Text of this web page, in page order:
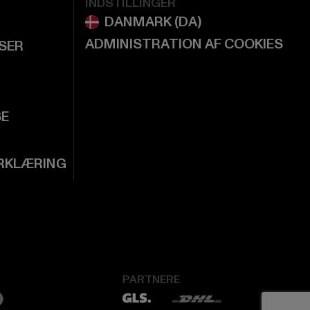
ADMINISTRATION AF COOKIES
PARTNERE